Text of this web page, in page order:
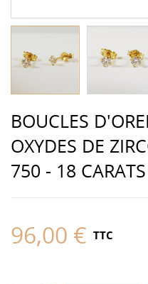
BOUCLES
OXYDES DE
750 - 18 CARATS
96,00 € TTC